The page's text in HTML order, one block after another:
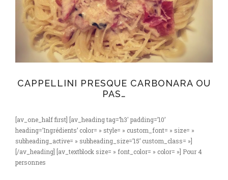
CAPPELLINI PRESQUE CARBONARA OU
PAS…
[av_one_half first] [av_heading tag=’h3′ padding=’10’
heading=’Ingrédients’ color= » style= » custom_font= » size= »
subheading_active= » subheading_size=’15’ custom_class= »]
[/av_heading] [av_textblock size= » font_color= » color= »] Pour 4
personnes